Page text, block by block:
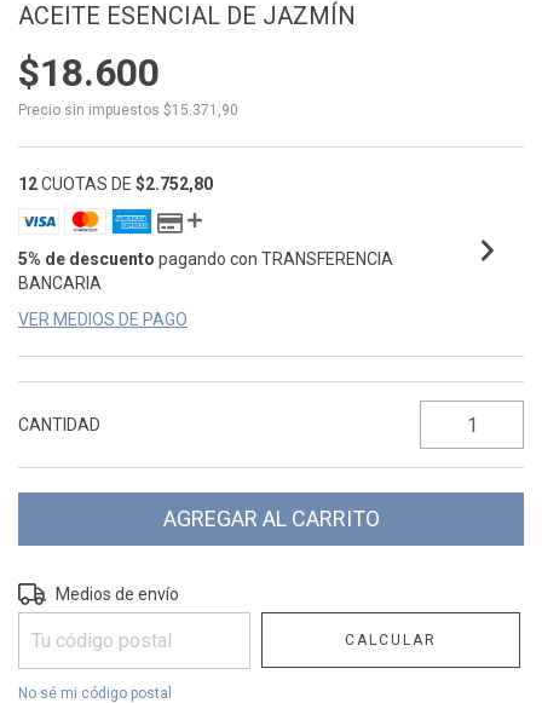
ACEITE ESENCIAL DE JAZMÍN
$18.600
Precio sin impuestos $15.371,90
12CUOTAS DE $2.752,80
5% de descuento pagando con TRANSFERENCIA
BANCARIA
VER MEDIOS DE PAGO
CANTIDAD
Entregas para el CP:
Medios de envío
CALCULAR
No sé mi código postal